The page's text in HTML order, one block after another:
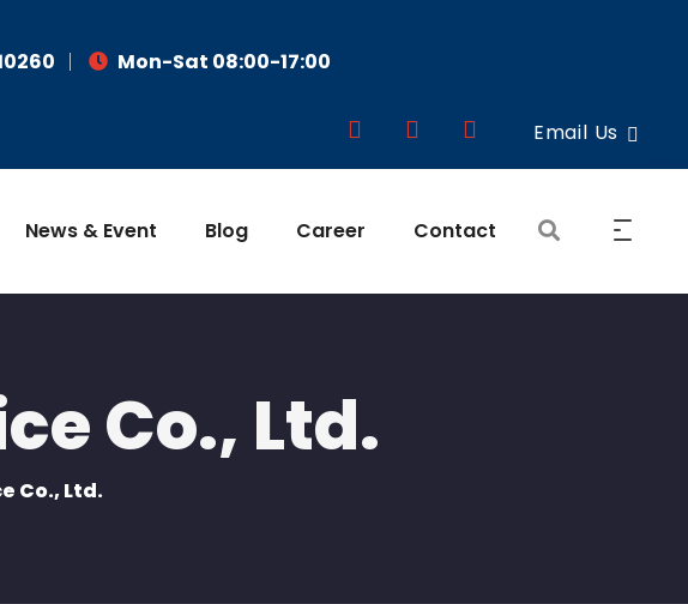
Mon-Sat 08:00-17:00
Email Us
News & Event Blog Career Contact
Co., Ltd.
Co., Ltd.